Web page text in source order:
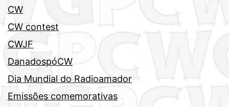
CW
CW contest
CWJF
DanadospóCW
Dia Mundial do Radioamador
Emissões comemorativas